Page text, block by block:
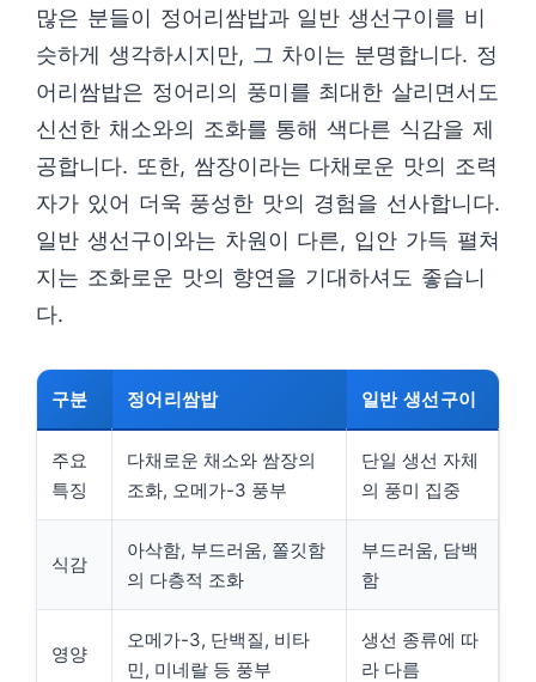
많은 분들이 정어리쌈밥과 일반 생선구이를 비
슷하게 생각하시지만, 그 차이는 분명합니다. 정
어리쌈밥은 정어리의 풍미를 최대한 살리면서도
신선한 채소와의 조화를 통해 색다른 식감을 제
공합니다. 또한, 쌈장이라는 다채로운 맛의 조력
자가 있어 더욱 풍성한 맛의 경험을 선사합니다.
일반 생선구이와는 차원이 다른, 입안 가득 펼쳐
지는 조화로운 맛의 향연을 기대하셔도 좋습니
다.
구분 정어리쌈밥 일반 생선구이
주요
특징
다채로운 채소와 쌈장의
조화, 오메가-3 풍부
단일 생선 자체
의 풍미 집중
식감
아삭함, 부드러움, 쫄깃함
의 다층적 조화
부드러움, 담백
함
영양
오메가-3, 단백질, 비타
민, 미네랄 등 풍부
생선 종류에 따
라 다름